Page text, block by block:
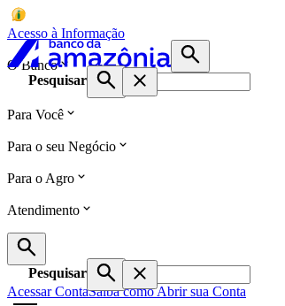
Acesso à Informação
O Banco
Pesquisar
Para Você
Para o seu Negócio
Para o Agro
Atendimento
Pesquisar
Acessar ContaSaiba como Abrir sua Conta